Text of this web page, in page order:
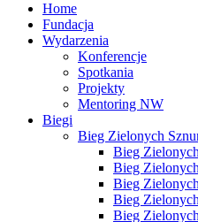
Home
Fundacja
Wydarzenia
Konferencje
Spotkania
Projekty
Mentoring NW
Biegi
Bieg Zielonych
Bieg
Bieg
Bieg
Bieg
Bieg